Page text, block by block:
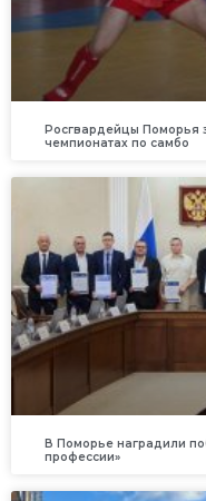
Росгвардейцы Поморья
чемпионатах по самбо
В Поморье наградили
профессии»